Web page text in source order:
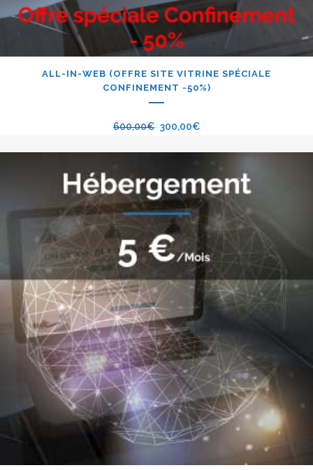
ALL-IN-WEB (OFFRE SITE VITRINE SPÉCIALE
CONFINEMENT -50%)
600,00€ 300,00€